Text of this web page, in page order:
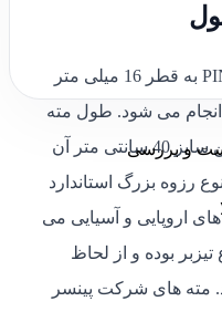
از برند پینسر - PINCER به قطر 16 میلی متر
می شود. طول مته
برابر یا 45 سانتی متر بوده که از این سایز 40 سانتی متر آن
رزوه بزرگ استاندارد
اروپایی و آسیایی می
بوده و از لحاظ
مته های شرکت پینسر
و بررسی